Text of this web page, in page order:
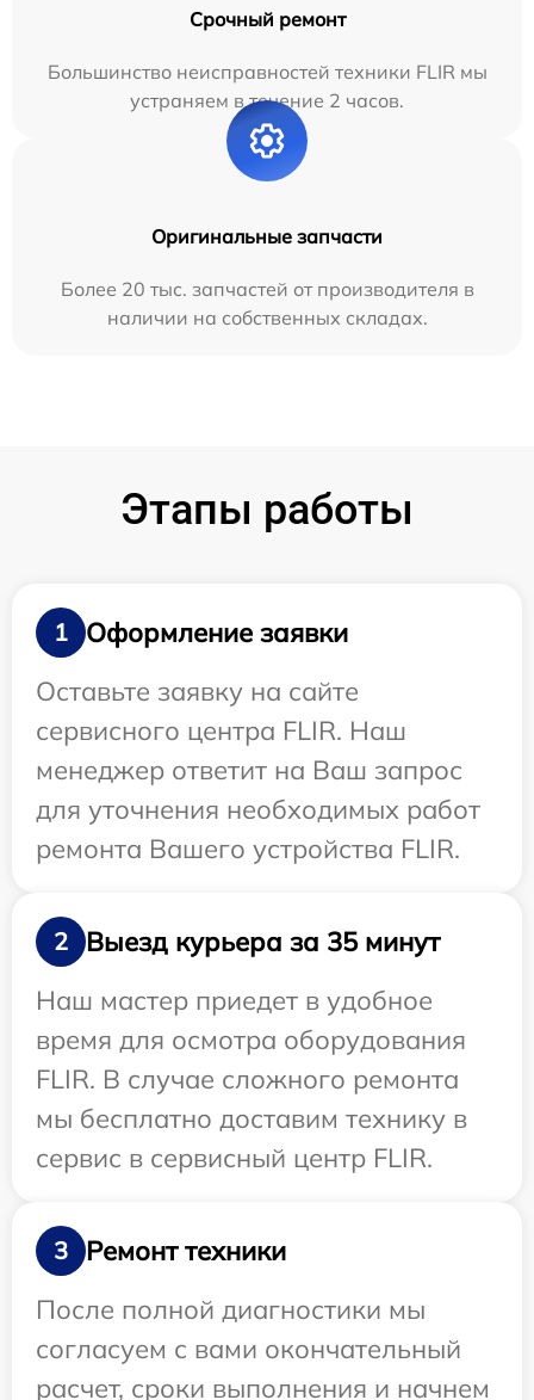
Срочный ремонт
Большинство неисправностей техники FLIR мы
устраняем в течение 2 часов.
Оригинальные запчасти
Более 20 тыс. запчастей от производителя в
наличии на собственных складах.
Этапы работы
1
Оформление заявки
Оставьте заявку на сайте
сервисного центра FLIR. Наш
менеджер ответит на Ваш запрос
для уточнения необходимых работ
ремонта Вашего устройства FLIR.
2
Выезд курьера за 35 минут
Наш мастер приедет в удобное
время для осмотра оборудования
FLIR. В случае сложного ремонта
мы бесплатно доставим технику в
сервис в сервисный центр FLIR.
3
Ремонт техники
После полной диагностики мы
согласуем с вами окончательный
расчет, сроки выполнения и начнем